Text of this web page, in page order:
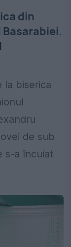
din
la biserica
de sub
s-a încuiat